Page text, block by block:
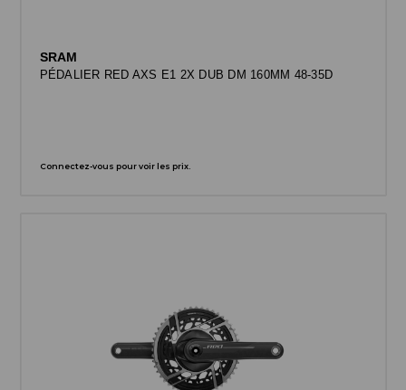
SRAM
PÉDALIER RED AXS E1 2X DUB DM 160MM 48-35D
Connectez-vous pour voir les prix.